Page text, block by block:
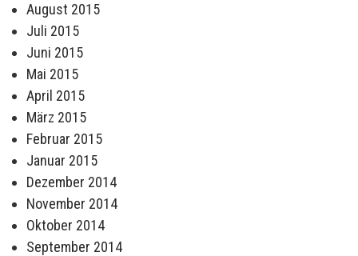
August 2015
Juli 2015
Juni 2015
Mai 2015
April 2015
März 2015
Februar 2015
Januar 2015
Dezember 2014
November 2014
Oktober 2014
September 2014